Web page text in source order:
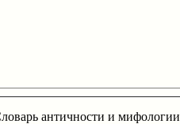
античности и мифологии